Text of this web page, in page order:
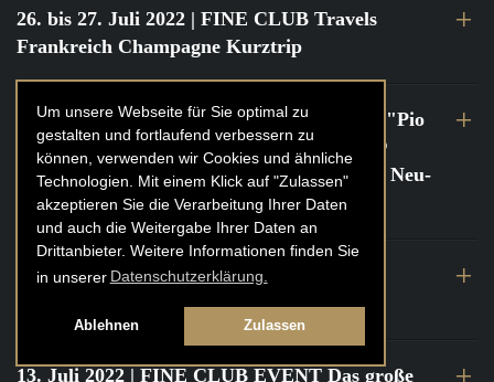
Um unsere Webseite für Sie optimal zu
gestalten und fortlaufend verbessern zu
können, verwenden wir Cookies und ähnliche
Technologien. Mit einem Klick auf "Zulassen"
akzeptieren Sie die Verarbeitung Ihrer Daten
und auch die Weitergabe Ihrer Daten an
Drittanbieter. Weitere Informationen finden Sie
in unserer Datenschutzerklärung.
Ablehnen Zulassen
26. bis 27. Juli 2022 | FINE CLUB Travels
Frankreich Champagne Kurztrip
22. Juli 2022| FINE CLUB Private Dinner "Pio
Cesare" mit Tochter Frederica Pio Boffa @
FINE CLUB Clubhouse Alter Haferkasten, Neu-
Isenburg
21. bis 22. Juli 2022| FINE CLUB Travels
Frankreich Burgund Kurztrip
13. Juli 2022 | FINE CLUB EVENT Das große